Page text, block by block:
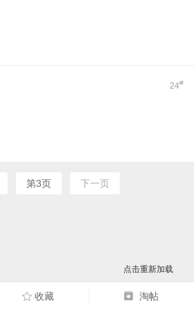
24#
第3页 下一页
收藏 淘帖
点击重新加载